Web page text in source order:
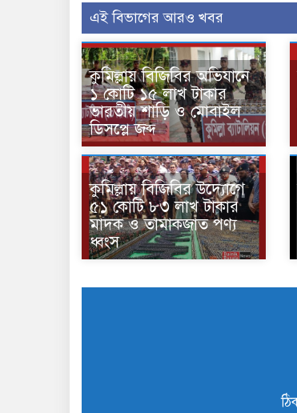
এই বিভাগের আরও খবর
কুমিল্লায় বিজিবির অভিযানে
১ কোটি ১৫ লাখ টাকার
ভারতীয় শাড়ি ও মোবাইল
ডিসপ্লে জব্দ
কুমিল্লায় বিজিবির উদ্যোগে
৫১ কোটি ৮৩ লাখ টাকার
মাদক ও তামাকজাত পণ্য
ধ্বংস